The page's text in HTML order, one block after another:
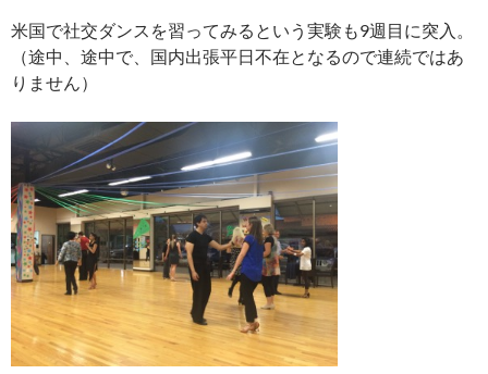
米国で社交ダンスを習ってみるという実験も9週目に突入。
（途中、途中で、国内出張平日不在となるので連続ではあ
りません）